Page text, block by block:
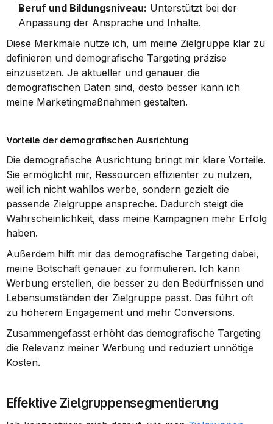
Beruf und Bildungsniveau: Unterstützt bei der
Anpassung der Ansprache und Inhalte.
Diese Merkmale nutze ich, um meine Zielgruppe klar zu
definieren und demografische Targeting präzise
einzusetzen. Je aktueller und genauer die
demografischen Daten sind, desto besser kann ich
meine Marketingmaßnahmen gestalten.
Vorteile der demografischen Ausrichtung
Die demografische Ausrichtung bringt mir klare Vorteile.
Sie ermöglicht mir, Ressourcen effizienter zu nutzen,
weil ich nicht wahllos werbe, sondern gezielt die
passende Zielgruppe anspreche. Dadurch steigt die
Wahrscheinlichkeit, dass meine Kampagnen mehr Erfolg
haben.
Außerdem hilft mir das demografische Targeting dabei,
meine Botschaft genauer zu formulieren. Ich kann
Werbung erstellen, die besser zu den Bedürfnissen und
Lebensumständen der Zielgruppe passt. Das führt oft
zu höherem Engagement und mehr Conversions.
Zusammengefasst erhöht das demografische Targeting
die Relevanz meiner Werbung und reduziert unnötige
Kosten.
Effektive Zielgruppensegmentierung